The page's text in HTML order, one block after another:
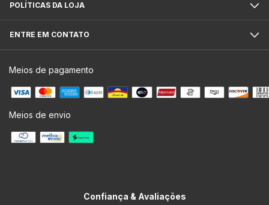
POLÍTICAS DA LOJA
ENTRE EM CONTATO
Meios de pagamento
Meios de envio
Confiança & Avaliações